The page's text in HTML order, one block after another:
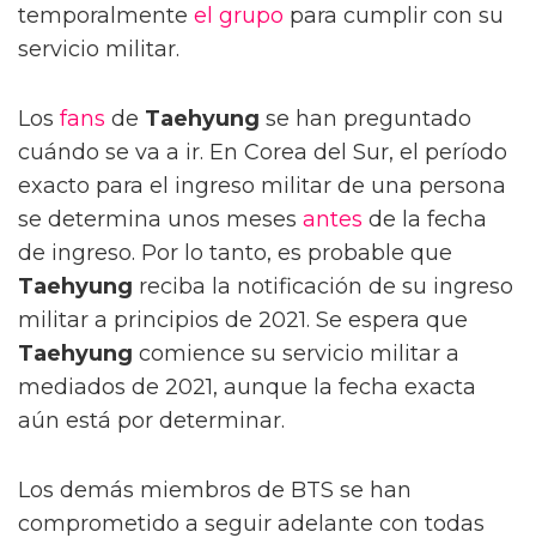
temporalmente el grupo para cumplir con su
servicio militar.
Los fans de Taehyung se han preguntado
cuándo se va a ir. En Corea del Sur, el período
exacto para el ingreso militar de una persona
se determina unos meses antes de la fecha
de ingreso. Por lo tanto, es probable que
Taehyung reciba la notificación de su ingreso
militar a principios de 2021. Se espera que
Taehyung comience su servicio militar a
mediados de 2021, aunque la fecha exacta
aún está por determinar.
Los demás miembros de BTS se han
comprometido a seguir adelante con todas